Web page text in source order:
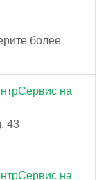
более
на
43
на